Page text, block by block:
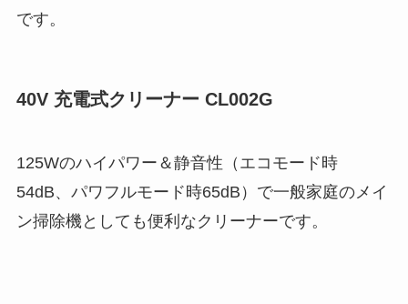
です。
40V 充電式クリーナー CL002G
125Wのハイパワー＆静音性（エコモード時
54dB、パワフルモード時65dB）で一般家庭のメイ
ン掃除機としても便利なクリーナーです。